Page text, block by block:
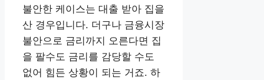
불안한 케이스는 대출 받아 집을
산 경우입니다. 더구나 금융시장
불안으로 금리까지 오른다면 집
을 팔수도 금리를 감당할 수도
없어 힘든 상황이 되는 거죠. 하